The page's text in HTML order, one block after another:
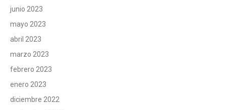
junio 2023
mayo 2023
abril 2023
marzo 2023
febrero 2023
enero 2023
diciembre 2022